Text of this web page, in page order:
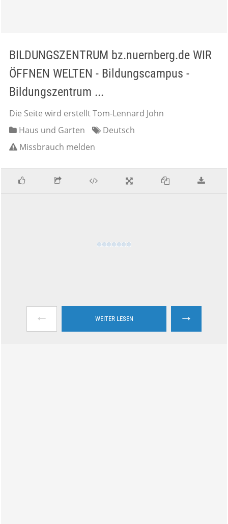
BILDUNGSZENTRUM bz.nuernberg.de WIR
ÖFFNEN WELTEN - Bildungscampus -
Bildungszentrum ...
Die Seite wird erstellt Tom-Lennard John
Haus und Garten
Deutsch
Missbrauch melden
← WEITER LESEN →